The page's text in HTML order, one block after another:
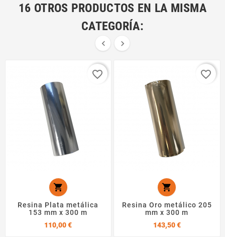
16 OTROS PRODUCTOS EN LA MISMA
CATEGORÍA:
 

Resina Plata metálica
153 mm x 300 m
110,00 €Precio
favorite_border

Resina Oro metálico 205
mm x 300 m
143,50 €Precio
favorite_border